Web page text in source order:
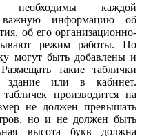
необходимы каждой
информацию об
об его организационно-
режим работы. По
могут быть добавлены и
такие таблички
или в кабинет.
производится на
не должен превышать
но и не должен быть
высота букв должна